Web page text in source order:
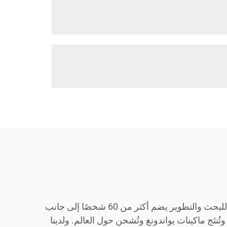
تُكمل خبرة يواندونغ التي تزيد عن 20 عامًا في مجال البحث والتطوير، وتصنيع ومبيعات معدات البناء، فريقًا احترافيًا للبحث والتطوير يضم أكثر من 60 شخصًا إلى جانب
ماكينات يواندونغ وتُشحن حول العالم. ولدينا